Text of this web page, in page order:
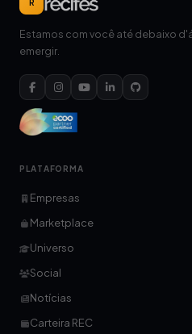
R
Estamos com você até debaixo
emergir.
PLATAFORMA
Empresas
Marketplace
Universo
Social
Notícias
Carteira REC